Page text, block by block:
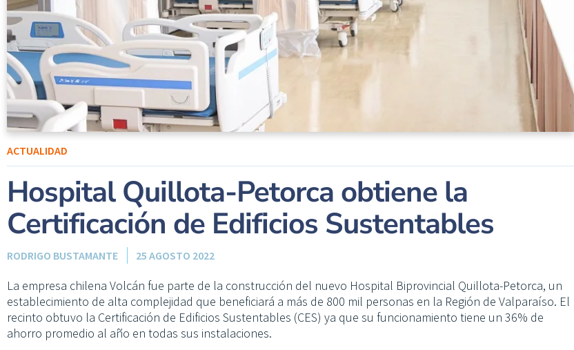
ACTUALIDAD
Hospital Quillota-Petorca obtiene la
Certificación de Edificios Sustentables
RODRIGO BUSTAMANTE 25 AGOSTO 2022
La empresa chilena Volcán fue parte de la construcción del nuevo Hospital Biprovincial Quillota-Petorca, un
establecimiento de alta complejidad que beneficiará a más de 800 mil personas en la Región de Valparaíso. El
recinto obtuvo la Certificación de Edificios Sustentables (CES) ya que su funcionamiento tiene un 36% de
ahorro promedio al año en todas sus instalaciones.